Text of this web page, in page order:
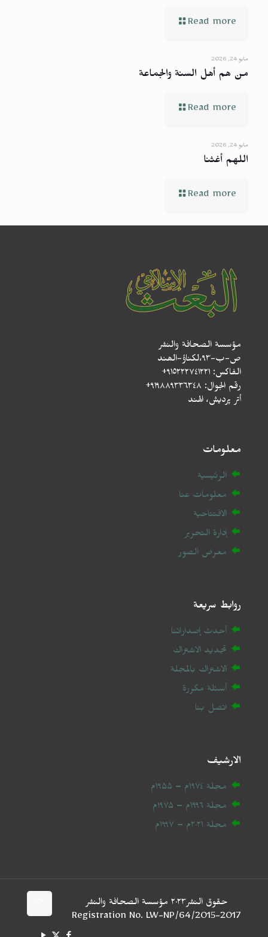
Read more
مايو 24, 2026
من هم أهل السنة والجماعة
Read more
مايو 24, 2026
اللهم أغثنا
Read more
مؤسسة الصحافة والنشر
ص-ب-۹۳،لکناؤ-الھند
الفاكس: ٩١٥٢٢٢٧٤١٢٢١+
رقم الجوال: ٩١٩٨٨٩٣٣٦٣٤٨+
أتر پردیش، الهند
معلومات
الرئيسية
معلومات عنا
الافتتاحية
إدارة التحرير
معرض الصور
روابط سريعة
أحدث إصداراتنا
تجديد الاشتراك
الاشتراك بالمجلة
أسئلة مكررة
اتصل بنا
الارشيف
مجلة ۱۹۷٤م – ۱۹۵۵م
مجلة ۱۹۹٦م – ۱۹۷۵م
مجلة ۲۰ ۲۱ م – ۱۹۹۷م
حقوق النشر۲۰۲٣ مؤسسة الصحافة والنشر
2017-Registration No. LW-NP/64/2015